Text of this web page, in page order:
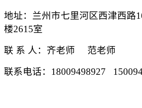
地址：兰州市七里河区西津西路
楼2615室
联 系 人：齐老师 范老师
联系电话： 18009498927